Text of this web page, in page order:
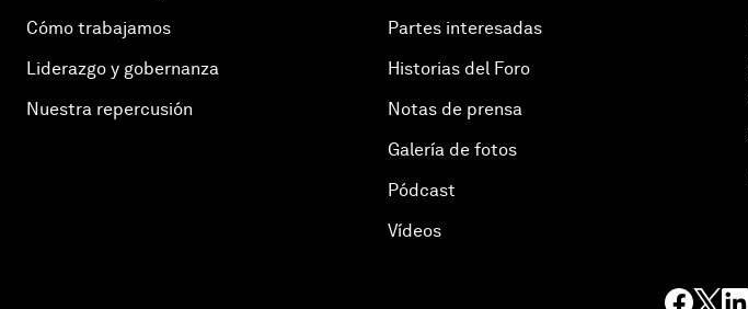
Cómo trabajamos
Liderazgo y gobernanza
Nuestra repercusión
Partes interesadas
Historias del Foro
Notas de prensa
Galería de fotos
Pódcast
Vídeos